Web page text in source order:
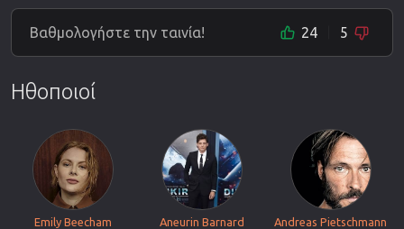
Βαθμολογήστε την ταινία! 24 5
Ηθοποιοί
Emily Beecham Aneurin Barnard Andreas Pietschmann